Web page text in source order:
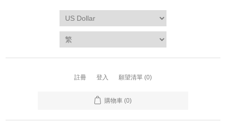
註冊 登入 願望清單 (0)
購物車 (0)